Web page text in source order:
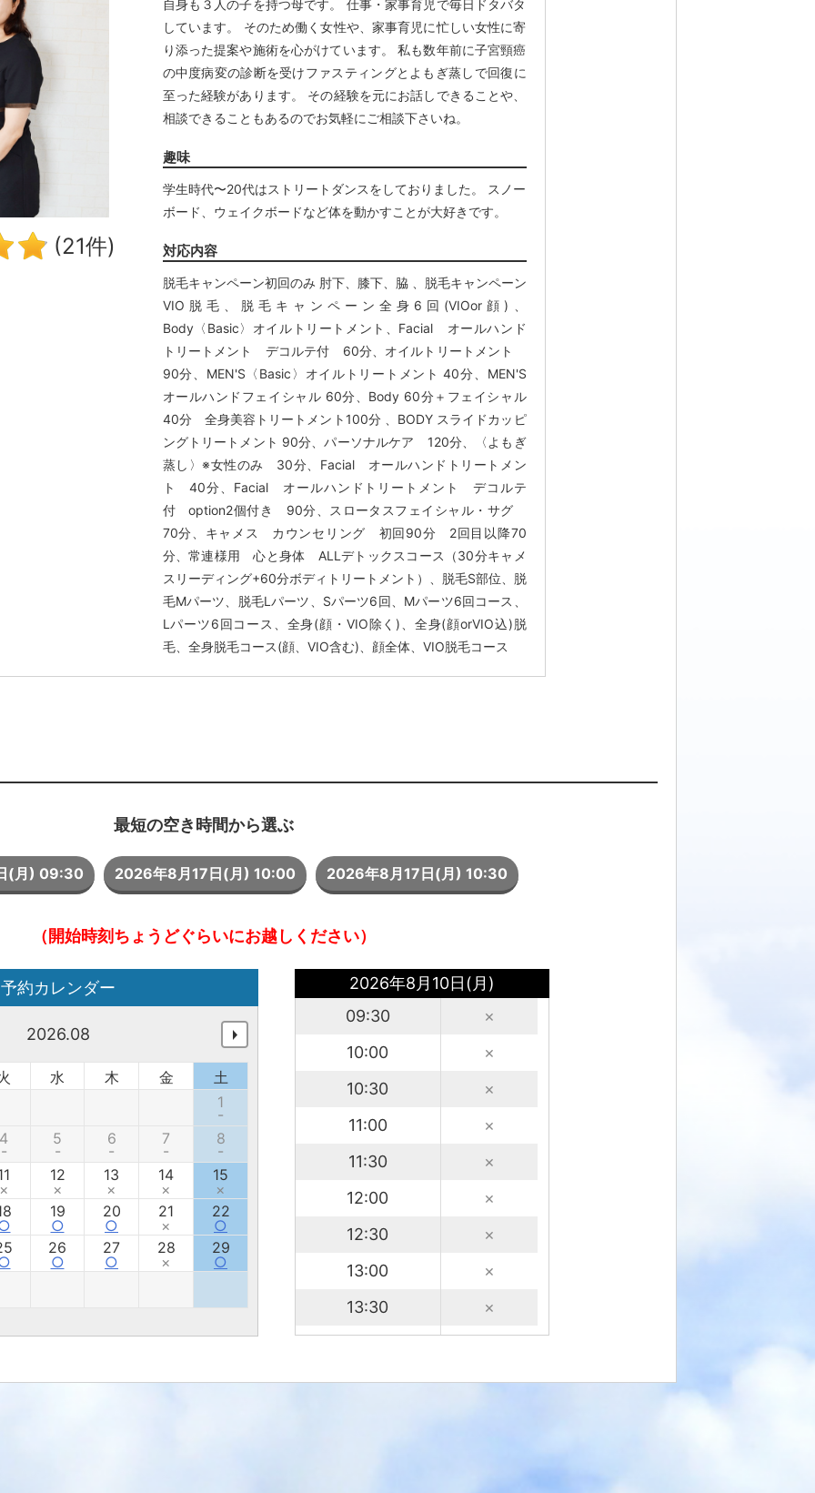
(21件)
自身も３人の子を持つ母です。 仕事・家事育児で毎日ドタバタ
しています。 そのため働く女性や、家事育児に忙しい女性に寄
り添った提案や施術を心がけています。 私も数年前に子宮頸癌
の中度病変の診断を受けファスティングとよもぎ蒸しで回復に
至った経験があります。 その経験を元にお話しできることや、
相談できることもあるのでお気軽にご相談下さいね。
趣味
学生時代〜20代はストリートダンスをしておりました。 スノー
ボード、ウェイクボードなど体を動かすことが大好きです。
対応内容
脱毛キャンペーン初回のみ 肘下、膝下、脇
脱毛キャンペーン
VIO脱毛
脱毛キャンペーン全身6回(VIOor顔)
Body〈Basic〉オイルトリートメント
Facial オールハンド
トリートメント デコルテ付 60分、 オイルトリートメント
90分
MEN'S〈Basic〉オイルトリートメント 40分
MEN'S
オールハンドフェイシャル 60分
Body 60分＋フェイシャル
40分 全身美容トリートメント100分
BODY スライドカッピ
ングトリートメント 90分 、パーソナルケア 120分、
〈よもぎ
蒸し〉※女性のみ 30分
Facial オールハンドトリートメン
ト 40分
Facial オールハンドトリートメント デコルテ
付 option2個付き 90分
スロータスフェイシャル・サグ
70分
キャメス カウンセリング 初回90分 2回目以降70
分、常連様用 心と身体 ALLデトックスコース（30分キャメ
スリーディング+60分ボディトリートメント）
脱毛S部位
脱
毛Mパーツ
脱毛Lパーツ Sパーツ6回 Mパーツ6回コース
Lパーツ6回コース
全身(顔・VIO除く)
全身(顔orVIO込)脱
毛、 全身脱毛コース(顔、VIO含む) 顔全体、 VIO脱毛コース
最短の空き時間から選ぶ
(月) 09:30 2026年8月17日(月) 10:00 2026年8月17日(月) 10:30
（開始時刻ちょうどぐらいにお越しください）
予約カレンダー
2026.08
水 木 金
土
1
-
4
-
5
-
6
-
7
-
8
-
12
×
13
×
14
×
15
×
19
○
20
○
21
×
22
○
26
○
27
○
28
×
29
○
2026年8月10日(月)
09:30
×
10:00
×
10:30
×
11:00
×
11:30
×
12:00
×
12:30
×
13:00
×
13:30
×
14:30
×